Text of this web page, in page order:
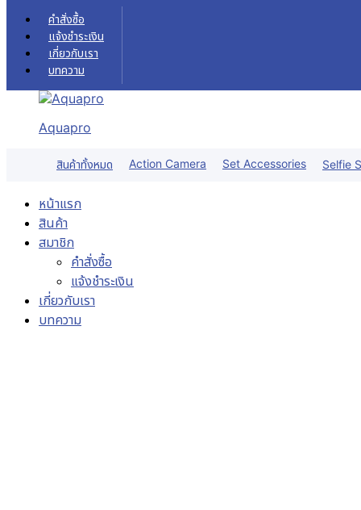
Skip to content
คำสั่งซื้อ
แจ้งชำระเงิน
เกี่ยวกับเรา
บทความ
Aquapro
สินค้าทั้งหมด Action Camera Set Accessories Selfie
หน้าแรก
สินค้า
สมาชิก
คำสั่งซื้อ
แจ้งชำระเงิน
เกี่ยวกับเรา
บทความ